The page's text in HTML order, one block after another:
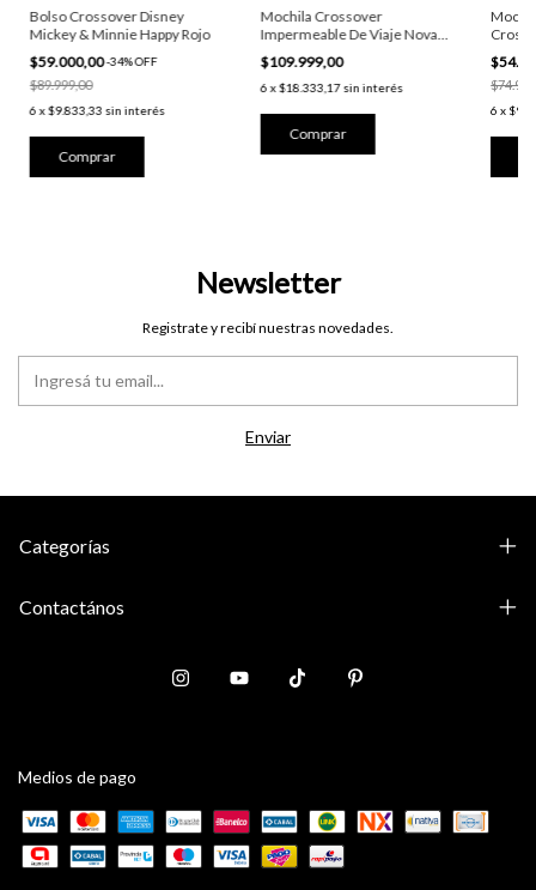
Bolso Crossover Disney
Mickey & Minnie Happy Rojo
$59.000,00-34%OFF
$89.999,00
6 x$9.833,33 sin interés
Mochila Crossover
Impermeable De Viaje Nova
Engomada Rojo
$109.999,00
6 x$18.333,17 sin interés
con
6 x
Newsletter
Registrate y recibí nuestras novedades.
Categorías
Contactános
Medios de pago